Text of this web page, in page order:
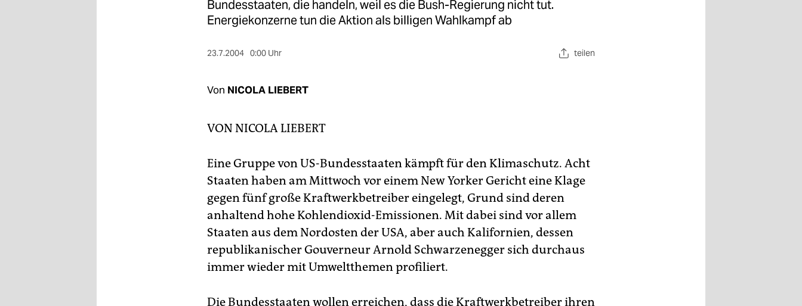
Bundesstaaten, die handeln, weil es die Bush-Regierung nicht tut.
Energiekonzerne tun die Aktion als billigen Wahlkampf ab
23.7.2004 0:00 Uhr teilen
Von NICOLA LIEBERT
VON NICOLA LIEBERT
Eine Gruppe von US-Bundesstaaten kämpft für den Klimaschutz. Acht
Staaten haben am Mittwoch vor einem New Yorker Gericht eine Klage
gegen fünf große Kraftwerkbetreiber eingelegt, Grund sind deren
anhaltend hohe Kohlendioxid-Emissionen. Mit dabei sind vor allem
Staaten aus dem Nordosten der USA, aber auch Kalifornien, dessen
republikanischer Gouverneur Arnold Schwarzenegger sich durchaus
immer wieder mit Umweltthemen profiliert.
Die Bundesstaaten wollen erreichen, dass die Kraftwerkbetreiber ihren